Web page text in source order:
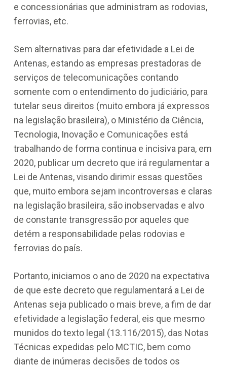
e concessionárias que administram as rodovias,
ferrovias, etc.
Sem alternativas para dar efetividade a Lei de
Antenas, estando as empresas prestadoras de
serviços de telecomunicações contando
somente com o entendimento do judiciário, para
tutelar seus direitos (muito embora já expressos
na legislação brasileira), o Ministério da Ciência,
Tecnologia, Inovação e Comunicações está
trabalhando de forma continua e incisiva para, em
2020, publicar um decreto que irá regulamentar a
Lei de Antenas, visando dirimir essas questões
que, muito embora sejam incontroversas e claras
na legislação brasileira, são inobservadas e alvo
de constante transgressão por aqueles que
detém a responsabilidade pelas rodovias e
ferrovias do país.
Portanto, iniciamos o ano de 2020 na expectativa
de que este decreto que regulamentará a Lei de
Antenas seja publicado o mais breve, a fim de dar
efetividade a legislação federal, eis que mesmo
munidos do texto legal (13.116/2015), das Notas
Técnicas expedidas pelo MCTIC, bem como
diante de inúmeras decisões de todos os